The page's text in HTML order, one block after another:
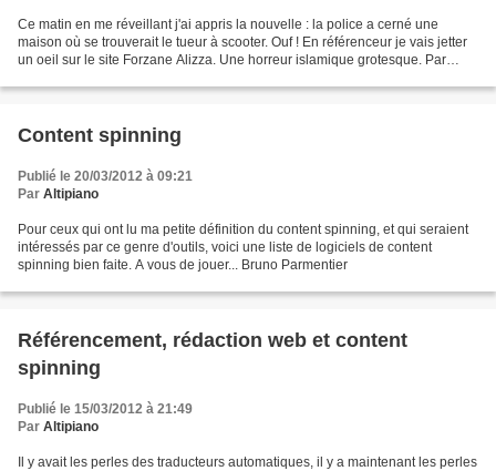
Ce matin en me réveillant j'ai appris la nouvelle : la police a cerné une
maison où se trouverait le tueur à scooter. Ouf ! En référenceur je vais jetter
un oeil sur le site Forzane Alizza. Une horreur islamique grotesque. Par
Content spinning
Publié le 20/03/2012 à 09:21
Par Altipiano
Pour ceux qui ont lu ma petite définition du content spinning, et qui seraient
intéressés par ce genre d'outils, voici une liste de logiciels de content
spinning bien faite. A vous de jouer... Bruno Parmentier
Référencement, rédaction web et content
spinning
Publié le 15/03/2012 à 21:49
Par Altipiano
Il y avait les perles des traducteurs automatiques, il y a maintenant les perles